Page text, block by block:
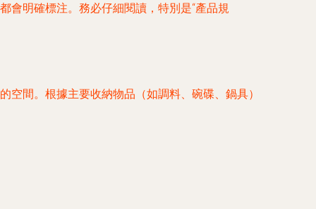
都會明確標注。務必仔細閱讀，特別是“產品規
間。根據主要收納物品（如調料、碗碟、鍋具）